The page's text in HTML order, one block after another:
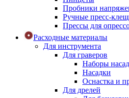
Пробники
Ручные пресс-
Прессы для
Расходные материалы
Для инструмента
Для граверов
Наборы
Насадки
Оснастка и
Для дрелей